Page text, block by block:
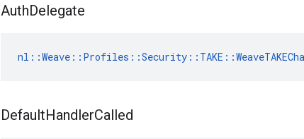
AuthDelegate
DefaultHandlerCalled